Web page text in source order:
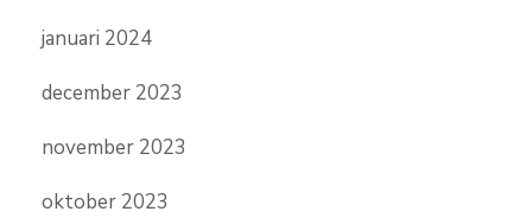
januari 2024
december 2023
november 2023
oktober 2023